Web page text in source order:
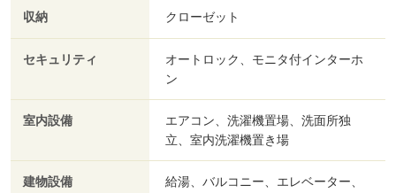
収納 クローゼット
セキュリティ
オートロック、モニタ付インターホ
ン
室内設備
エアコン、洗濯機置場、洗面所独
立、室内洗濯機置き場
建物設備
給湯、バルコニー、エレベーター、